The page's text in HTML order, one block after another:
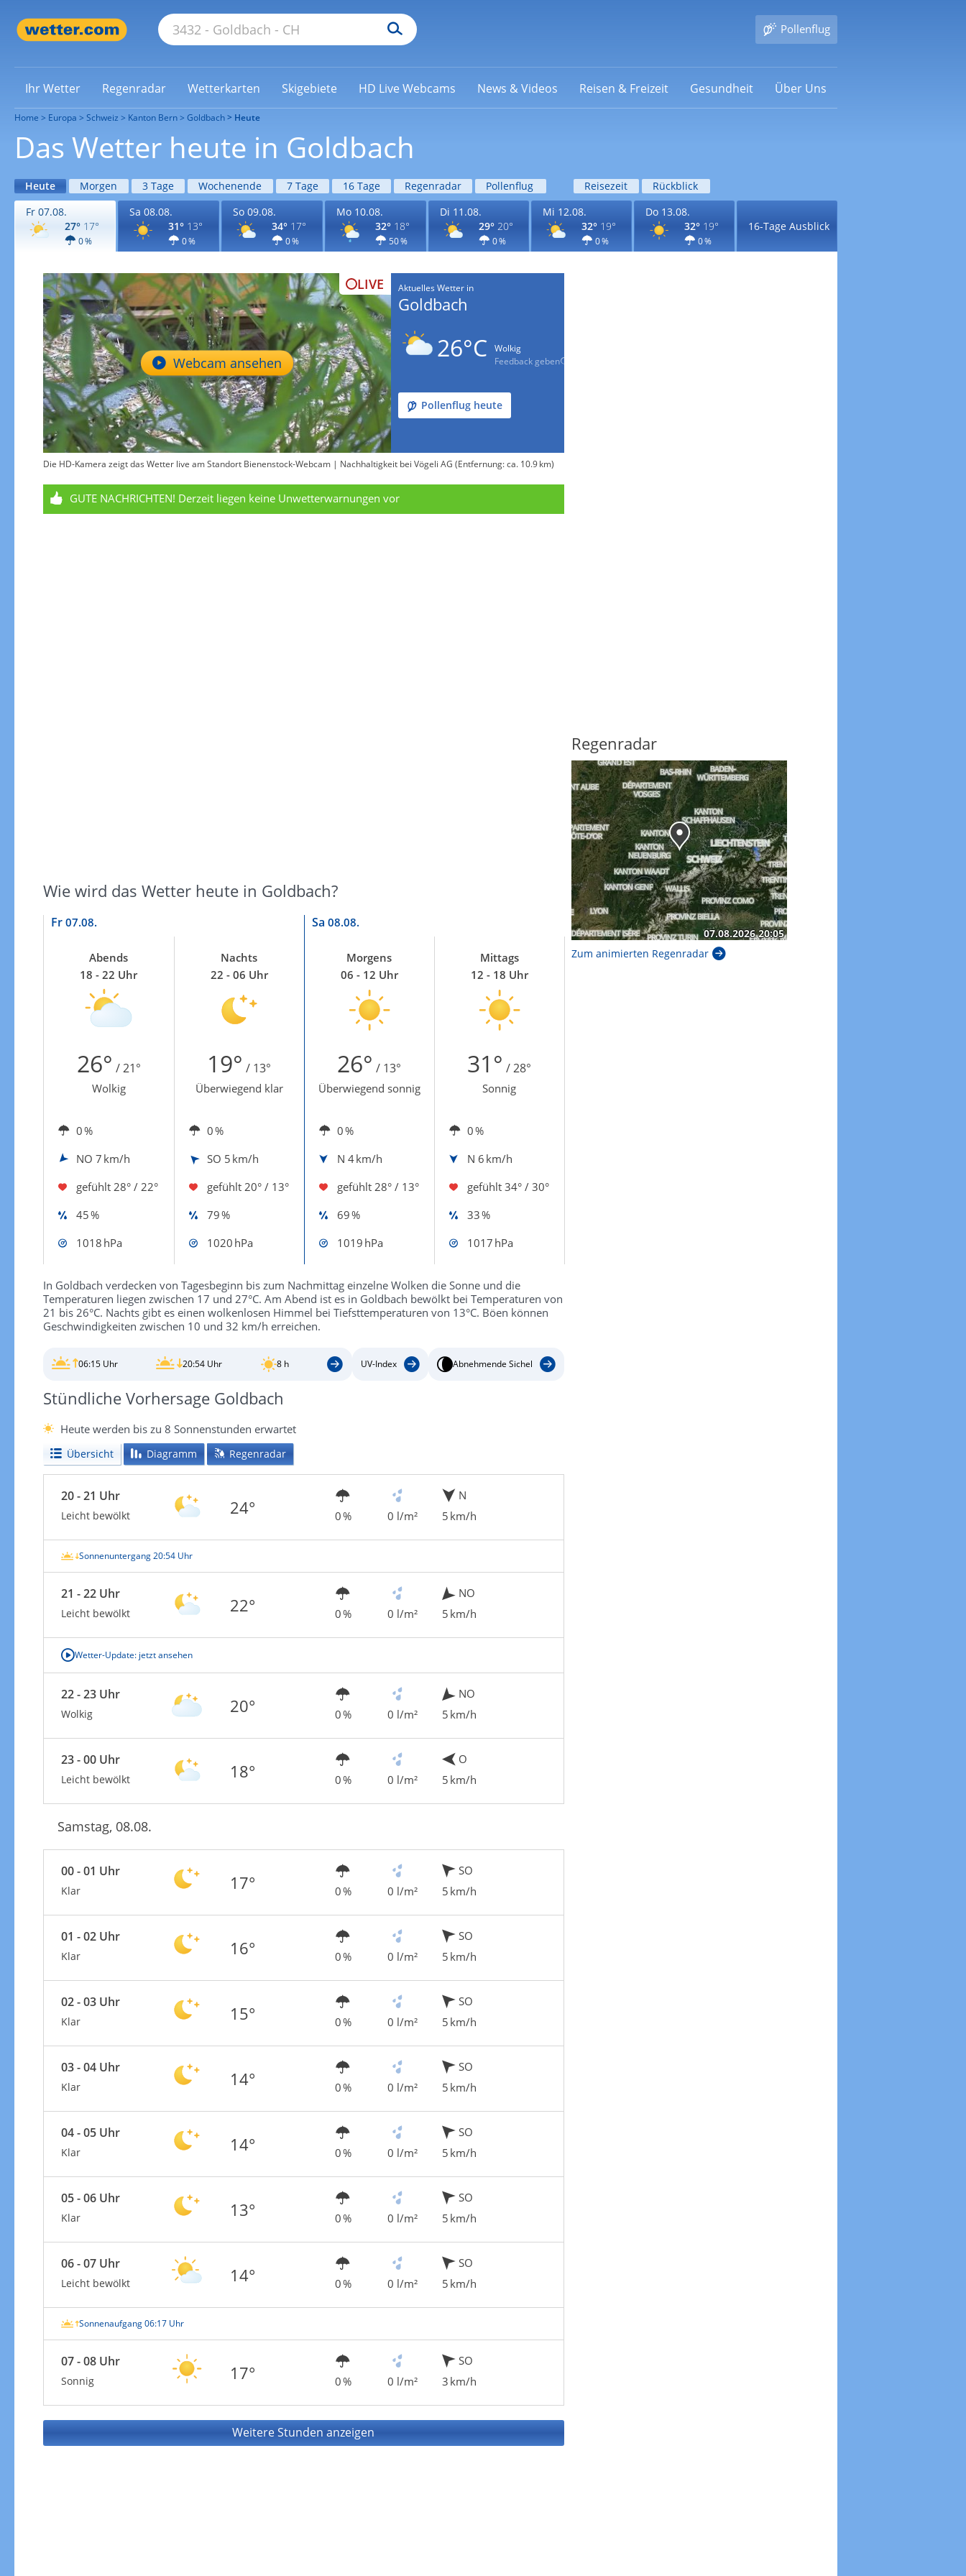
Pollenflug
Ihr Wetter Regenradar Wetterkarten Skigebiete HD Live Webcams News & Videos Reisen & Freizeit Gesundheit Über Uns
Home Europa Schweiz Kanton Bern Goldbach Heute
Das Wetter heute in Goldbach
Heute Morgen 3 Tage Wochenende 7 Tage 16 Tage Regenradar Pollenflug Reisezeit
Rückblick
Fr 07.08.
27° 17°
0 %
Sa 08.08.
31° 13°
0 %
So 09.08.
34° 17°
0 %
Mo 10.08.
32° 18°
50 %
Di 11.08.
29° 20°
0 %
Mi 12.08.
32° 19°
0 %
Do 13.08.
32° 19°
0 %
16-Tage Ausblick
LIVE
Webcam ansehen
Aktuelles Wetter in
Goldbach
26°C
Wolkig
Feedback geben
Pollenflug heute
Die HD-Kamera zeigt das Wetter live am Standort Bienenstock-Webcam | Nachhaltigkeit bei Vögeli AG (Entfernung: ca. 10.9 km)
GUTE NACHRICHTEN! Derzeit liegen keine Unwetterwarnungen vor
Wie wird das Wetter heute in Goldbach?
Fr 07.08. Sa 08.08.
Abends
18 - 22 Uhr
Nachts
22 - 06 Uhr
Morgens
06 - 12 Uhr
Mittags
12 - 18 Uhr
26° / 21° 19° / 13° 26° / 13° 31° / 28°
Wolkig Überwiegend klar Überwiegend sonnig Sonnig
0 % 0 % 0 %
0 %
NO 7 km/h SO 5 km/h N 4 km/h N 6 km/h
gefühlt 28° / 22° gefühlt 20° / 13° gefühlt 28° / 13° gefühlt 34° / 30°
45 %
79 % 69 %
33 %
1018 hPa
1020 hPa 1019 hPa 1017 hPa
In Goldbach verdecken von Tagesbeginn bis zum Nachmittag einzelne Wolken die Sonne und die
Temperaturen liegen zwischen 17 und 27°C. Am Abend ist es in Goldbach bewölkt bei Temperaturen von
21 bis 26°C. Nachts gibt es einen wolkenlosen Himmel bei Tiefsttemperaturen von 13°C. Böen können
Geschwindigkeiten zwischen 10 und 32 km/h erreichen.
06:15 Uhr 20:54 Uhr 8 h UV-Index Abnehmende Sichel
Stündliche Vorhersage Goldbach
Heute werden bis zu 8 Sonnenstunden erwartet
Übersicht Diagramm Regenradar
20 - 21 Uhr
Leicht bewölkt 24° 0 % 0 l/m²
N
5 km/h
Sonnenuntergang 20:54 Uhr
21 - 22 Uhr
Leicht bewölkt 22° 0 % 0 l/m²
NO
5 km/h
Wetter-Update: jetzt ansehen
22 - 23 Uhr
Wolkig 20° 0 % 0 l/m²
NO
5 km/h
23 - 00 Uhr
Leicht bewölkt 18° 0 % 0 l/m²
O
5 km/h
Samstag, 08.08.
00 - 01 Uhr
Klar 17° 0 % 0 l/m²
SO
5 km/h
01 - 02 Uhr
Klar 16° 0 % 0 l/m²
SO
5 km/h
02 - 03 Uhr
Klar 15° 0 % 0 l/m²
SO
5 km/h
03 - 04 Uhr
Klar 14° 0 % 0 l/m²
SO
5 km/h
04 - 05 Uhr
Klar 14° 0 % 0 l/m²
SO
5 km/h
05 - 06 Uhr
Klar 13° 0 % 0 l/m²
SO
5 km/h
06 - 07 Uhr
Leicht bewölkt 14° 0 % 0 l/m²
SO
5 km/h
Sonnenaufgang 06:17 Uhr
07 - 08 Uhr
Sonnig 17° 0 % 0 l/m²
SO
3 km/h
Weitere Stunden anzeigen
Regenradar
Zum animierten Regenradar